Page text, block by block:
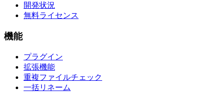
開発状況
無料ライセンス
機能
プラグイン
拡張機能
重複ファイルチェック
一括リネーム